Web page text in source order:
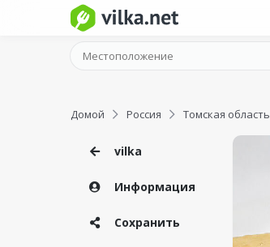
Домой Россия Томская область
vilka
Информация
Сохранить